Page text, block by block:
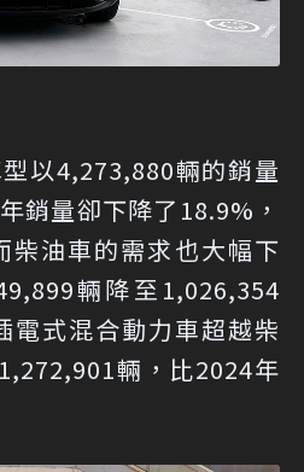
以4,273,880輛的銷量
銷量卻下降了18.9%，
柴油車的需求也大幅下
輛降至1,026,354
電式混合動力車超越柴
輛，比2024年